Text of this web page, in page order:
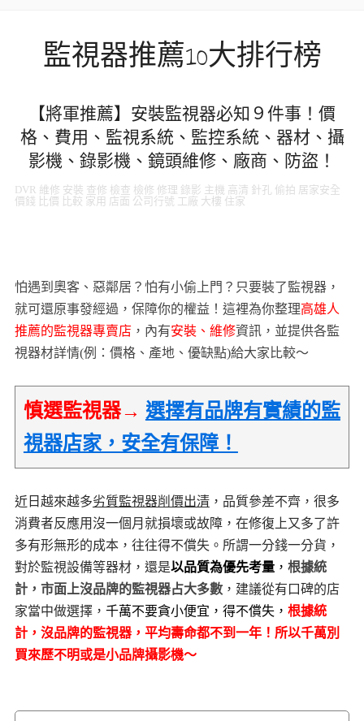
監視器推薦10大排行榜
【將軍推薦】安裝監視器必知９件事！價
格、費用、監視系統、監控系統、器材、攝
影機、錄影機、鏡頭維修、廠商、防盜！
DVR 維修 安裝 查修 檢查 檢修 修理 錄影 主機 高清 針孔 偷拍 居家安全
價錢 比價 比較 家用 店面 公司行號 工廠 大樓 住家
怕遇到奧客、惡鄰居？怕有小偷上門？只要裝了監視器，
就可還原事發經過，保障你的權益！這裡為你整理高雄人
推薦的監視器專賣店，內有安裝、維修資訊，並提供各監
視器材詳情(例：價格、產地、優缺點)給大家比較～
慎選監視器→ 選擇有品牌有實績的監
視器店家，安全有保障！
近日越來越多劣質監視器削價出清，品質參差不齊，很多
消費者反應用沒一個月就損壞或故障，在修復上又多了許
多有形無形的成本，往往得不償失。所謂一分錢一分貨，
對於監視設備等器材，還是以品質為優先考量， 根據統
計，市面上沒品牌的監視器占大多數，建議從有口碑的店
家當中做選擇， 千萬不要貪小便宜，得不償失， 根據統
計，沒品牌的監視器，平均壽命都不到一年！所以千萬別
買來歷不明或是小品牌攝影機～